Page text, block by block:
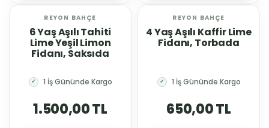
REYON BAHÇE
6 Yaş Aşılı Tahiti
Lime Yeşil Limon
Fidanı, Saksıda
✓ 1 İş Gününde Kargo
1.500,00 TL
REYON BAHÇE
4 Yaş Aşılı Kaffir Lime
Fidanı, Torbada
✓ 1 İş Gününde Kargo
650,00 TL